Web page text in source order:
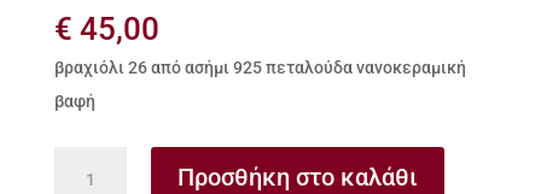
€ 45,00
βραχιόλι 26 από ασήμι 925 πεταλούδα νανοκεραμική
βαφή
Προσθήκη στο καλάθι